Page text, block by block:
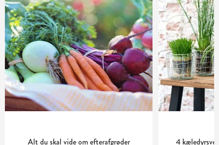
Alt du skal vide om efterafgrøder 4